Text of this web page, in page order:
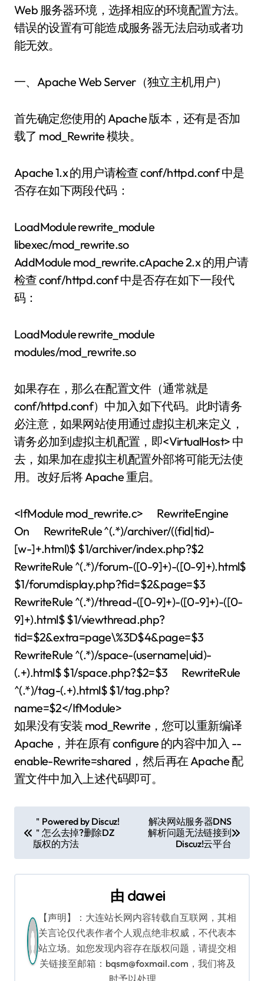
Web 服务器环境，选择相应的环境配置方法。
错误的设置有可能造成服务器无法启动或者功
能无效。
一、Apache Web Server（独立主机用户）
首先确定您使用的 Apache 版本，还有是否加
载了 mod_Rewrite 模块。
Apache 1.x 的用户请检查 conf/httpd.conf 中是
否存在如下两段代码：
LoadModule rewrite_module
libexec/mod_rewrite.so
AddModule mod_rewrite.cApache 2.x 的用户请
检查 conf/httpd.conf 中是否存在如下一段代
码：
LoadModule rewrite_module
modules/mod_rewrite.so
如果存在，那么在配置文件（通常就是
conf/httpd.conf）中加入如下代码。此时请务
必注意，如果网站使用通过虚拟主机来定义，
请务必加到虚拟主机配置，即<VirtualHost> 中
去，如果加在虚拟主机配置外部将可能无法使
用。改好后将 Apache 重启。
<IfModule mod_rewrite.c> RewriteEngine
On RewriteRule ^(.*)/archiver/((fid|tid)-
[w-]+.html)$ $1/archiver/index.php?$2
RewriteRule ^(.*)/forum-([0-9]+)-([0-9]+).html$
$1/forumdisplay.php?fid=$2&page=$3
RewriteRule ^(.*)/thread-([0-9]+)-([0-9]+)-([0-
9]+).html$ $1/viewthread.php?
tid=$2&extra=page\%3D$4&page=$3
RewriteRule ^(.*)/space-(username|uid)-
(.+).html$ $1/space.php?$2=$3 RewriteRule
^(.*)/tag-(.+).html$ $1/tag.php?
name=$2</IfModule>
如果没有安装 mod_Rewrite，您可以重新编译
Apache，并在原有 configure 的内容中加入 --
enable-Rewrite=shared，然后再在 Apache 配
置文件中加入上述代码即可。
章
导
＂Powered by Discuz!
＂怎么去掉?删除DZ
版权的方法
解决网站服务器DNS
解析问题无法链接到
Discuz!云平台
由 dawei
【声明】：大连站长网内容转载自互联网，其相
关言论仅代表作者个人观点绝非权威，不代表本
站立场。如您发现内容存在版权问题，请提交相
关链接至邮箱：bqsm@foxmail.com，我们将及
时予以处理。